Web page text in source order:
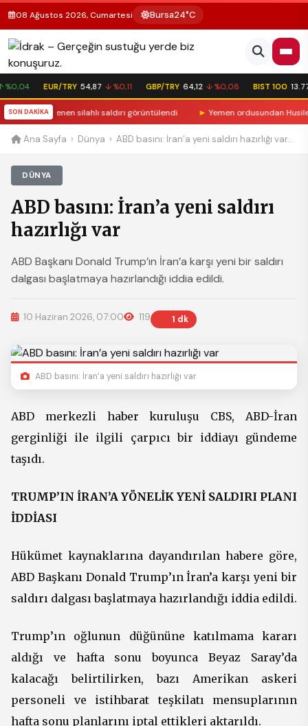
08 Ağustos 2026, Cumartesi Bursa24°C
EUR/TRY 54,87 ↓ %0,11 GBP/TRY 64,12 ↓ %0,08 BIST 100
SON DAKİKA
düzenlenen silahlı saldırı görüntülendi Yemen ordusundan
Ana Sayfa › Dünya › ABD basını: İran’a yeni saldırı hazırlığı var...
DÜNYA
ABD basını: İran’a yeni saldırı
hazırlığı var
ABD Başkanı Donald Trump’ın İran’a karşı yeni bir saldırı
dalgası başlatmaya hazırlandığı iddia edildi.
10 Haziran 2026, 07:00 119 1 dk
ABD basını: İran’a yeni saldırı hazırlığı var
ABD merkezli haber kuruluşu CBS, ABD-İran
gerginliği ile ilgili çarpıcı bir iddiayı gündeme
taşıdı.
TRUMP’IN İRAN’A YÖNELİK YENİ SALDIRI PLANI
İDDİASI
Hükümet kaynaklarına dayandırılan habere göre,
ABD Başkanı Donald Trump’ın İran’a karşı yeni bir
saldırı dalgası başlatmaya hazırlandığı iddia edildi.
Trump’ın oğlunun düğününe katılmama kararı
aldığı ve hafta sonu boyunca Beyaz Saray’da
kalacağı belirtilirken, bazı Amerikan askeri
personeli ve istihbarat teşkilatı mensuplarının
hafta sonu planlarını iptal ettikleri aktarıldı.